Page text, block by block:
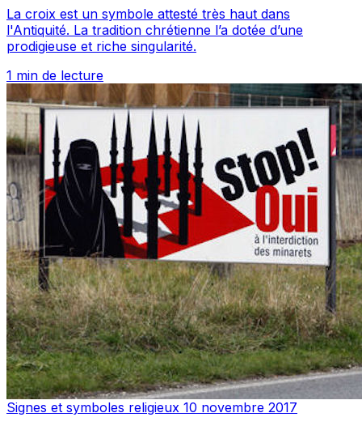
La croix est un symbole attesté très haut dans
l'Antiquité. La tradition chrétienne l’a dotée d’une
prodigieuse et riche singularité.
1 min de lecture
Signes et symboles religieux 10 novembre 2017